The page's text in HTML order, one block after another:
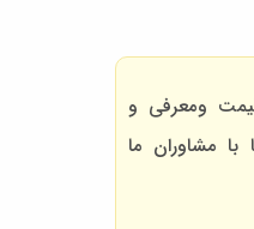
ومعرفی و
مشاوران ما